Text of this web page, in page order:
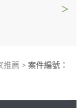
＞
推薦 > 案件編號：